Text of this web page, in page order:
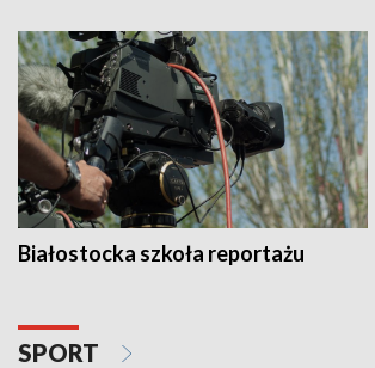
Białostocka szkoła reportażu
SPORT